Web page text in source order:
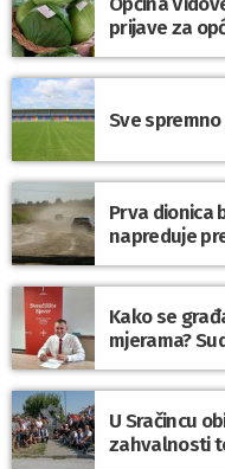
prijave za
Sve
Prva dionica
napreduje
Kako se
mjerama?
U Sračincu
zahvalnosti